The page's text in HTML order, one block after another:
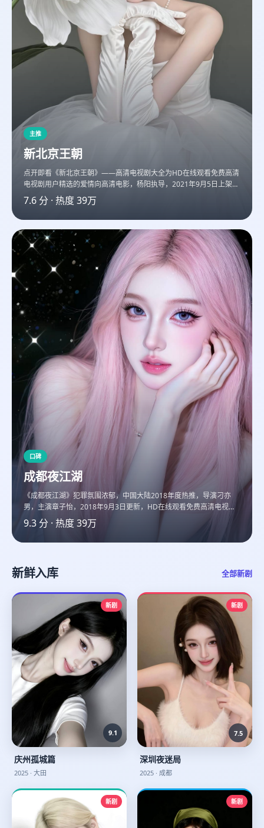
主推
新北京王朝
点开即看《新北京王朝》——高清电视剧大全为HD在线观看免费高清
电视剧用户精选的爱情向高清电影，杨阳执导，2021年9月5日上架，
刘涛领衔主演。
7.6 分 · 热度39万
口碑
成都夜江湖
《成都夜江湖》犯罪氛围浓郁，中国大陆2018年度热推，导演刁亦
男，主演章子怡，2018年9月3日更新，HD在线观看免费高清电视剧
臻彩在线画质。
9.3 分 · 热度39万
新鲜入库 全部新剧
新剧
9.1
庆州孤城篇
2025 · 大田
新剧
7.5
深圳夜迷局
2025 · 成都
新剧 新剧